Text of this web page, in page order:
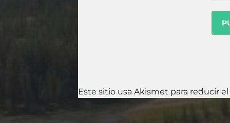
Este sitio usa Akismet para reducir